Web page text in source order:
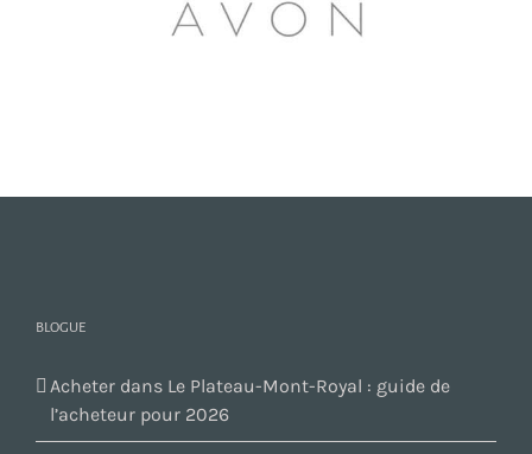
BLOGUE
Acheter dans Le Plateau-Mont-Royal : guide de
l’acheteur pour 2026